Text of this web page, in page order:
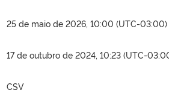
25 de maio de 2026, 10:00 (UTC-03:00)
17 de outubro de 2024, 10:23 (UTC-
CSV